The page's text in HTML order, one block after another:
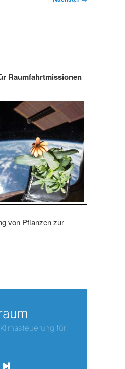
Raumfahrtmissionen
von Pflanzen zur